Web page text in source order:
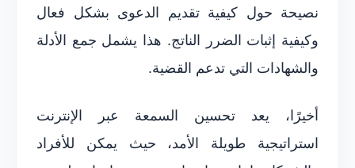
نصيحة حول كيفية تقديم الدعوى بشكل فعال
وكيفية إثبات الضرر الناتج. هذا يشمل جمع الأدلة
والشهادات التي تدعم القضية.
أخيرًا، يعد تحسين السمعة عبر الإنترنت
استراتيجية طويلة الأمد، حيث يمكن للأفراد